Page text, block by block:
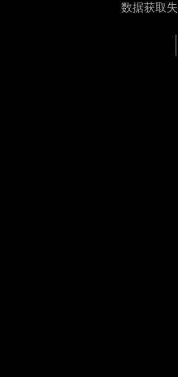
数据获取